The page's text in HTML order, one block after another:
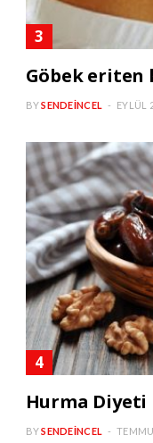
Göbek eriten
BYSENDEINCEL EYLÜL
Hurma
BYSENDEINCEL